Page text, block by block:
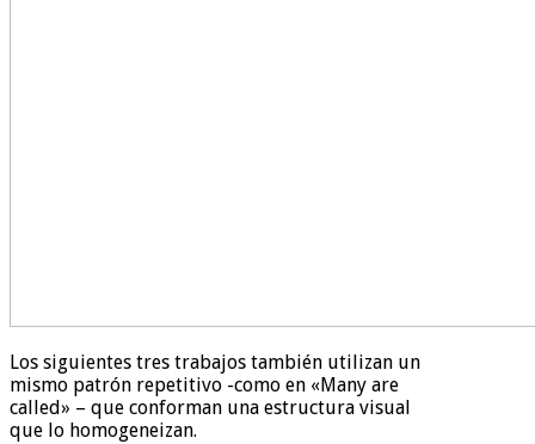
Los siguientes tres trabajos también utilizan un
mismo patrón repetitivo -como en «Many are
called» – que conforman una estructura visual
que lo homogeneizan.